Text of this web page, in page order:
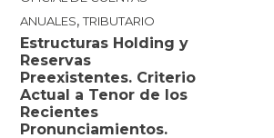
ANUALES,TRIBUTARIO
Estructuras Holding y
Reservas
Preexistentes. Criterio
Actual a Tenor de los
Recientes
Pronunciamientos.